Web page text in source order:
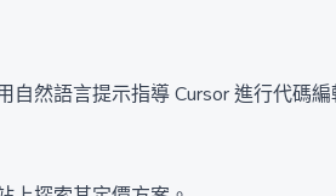
然語言提示指導 Cursor 進行代碼